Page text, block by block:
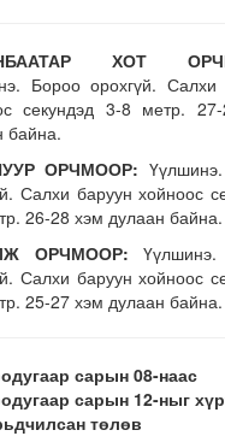
ХОТ
Бороо орохгүй. Салхи
секундэд 3-8 метр.
байна.
ОРЧМООР:
Салхи баруун хойноос
26-28 хэм дулаан байна.
ОРЧМООР:
Салхи баруун хойноос
25-27 хэм дулаан байна.
сарын 08-наас
сарын 12-ныг
төлөв